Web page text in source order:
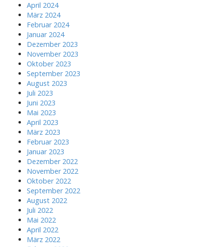
April 2024
März 2024
Februar 2024
Januar 2024
Dezember 2023
November 2023
Oktober 2023
September 2023
August 2023
Juli 2023
Juni 2023
Mai 2023
April 2023
März 2023
Februar 2023
Januar 2023
Dezember 2022
November 2022
Oktober 2022
September 2022
August 2022
Juli 2022
Mai 2022
April 2022
März 2022